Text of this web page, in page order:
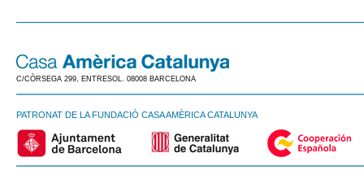
C/CÒRSEGA 299, ENTRESOL. 08008 BARCELONA
PATRONAT DE LA FUNDACIÓ CASA AMÈRICA CATALUNYA